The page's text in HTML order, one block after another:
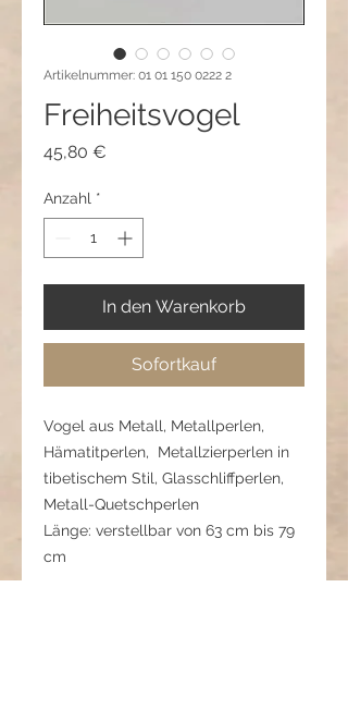
Artikelnummer: 01 01 150 0222 2
Freiheitsvogel
45,80 €
Anzahl *
In den Warenkorb
Sofortkauf
Vogel aus Metall, Metallperlen,
Hämatitperlen, Metallzierperlen in
tibetischem Stil, Glasschliffperlen,
Metall-Quetschperlen
Länge: verstellbar von 63 cm bis 79
cm